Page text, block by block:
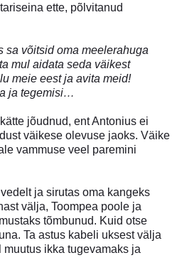
ette, põlvitanud
võitsid oma meelerahuga
mul aidata seda väikest
meie eest ja avita meid!
ja tegemisi…
jõudnud, ent Antonius ei
väikese olevuse jaoks. Väike
vammuse veel paremini
ja sirutas oma kangeks
välja, Toompea poole ja
tõmbunud. Kuid otse
Ta astus kabeli uksest välja
ikka tugevamaks ja